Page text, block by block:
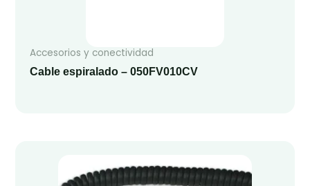
Accesorios y conectividad
Cable espiralado – 050FV010CV